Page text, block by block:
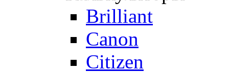
Brilliant
Canon
Citizen